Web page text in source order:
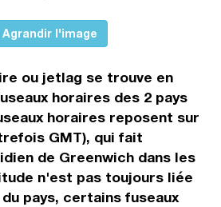
Agrandir l'image
ou jetlag se trouve en
horaires des 2 pays
horaires reposent sur
GMT), qui fait
de Greenwich dans les
n'est pas toujours liée
pays, certains fuseaux